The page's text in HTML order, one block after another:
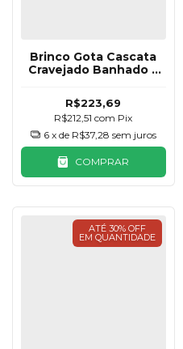
Brinco Gota Cascata
Cravejado Banhado a
R$223,69
R$212,51com Pix
6 x de R$37,28 sem juros
COMPRAR
ATÉ 30% OFF
EM QUANTIDADE